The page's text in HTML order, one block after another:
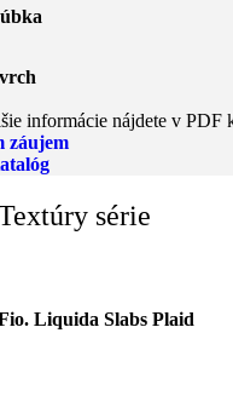
informácie nájdete v PDF
záujem
série
Liquida Slabs Plaid